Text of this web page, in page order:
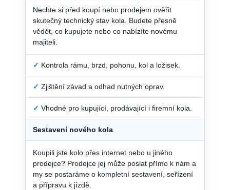
Nechte si před koupí nebo prodejem ověřit
skutečný technický stav kola. Budete přesně
vědět, co kupujete nebo co nabízíte novému
majiteli.
✓ Kontrola rámu, brzd, pohonu, kol a ložisek.
✓ Zjištění závad a odhad nutných oprav.
✓ Vhodné pro kupující, prodávající i firemní kola.
Sestavení nového kola
Koupili jste kolo přes internet nebo u jiného
prodejce? Prodejce jej může poslat přímo k nám a
my se postaráme o kompletní sestavení, seřízení
a přípravu k jízdě.